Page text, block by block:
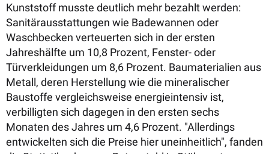
Kunststoff musste deutlich mehr bezahlt werden:
Sanitärausstattungen wie Badewannen oder
Waschbecken verteuerten sich in der ersten
Jahreshälfte um 10,8 Prozent, Fenster- oder
Türverkleidungen um 8,6 Prozent. Baumaterialien aus
Metall, deren Herstellung wie die mineralischer
Baustoffe vergleichsweise energieintensiv ist,
verbilligten sich dagegen in den ersten sechs
Monaten des Jahres um 4,6 Prozent. "Allerdings
entwickelten sich die Preise hier uneinheitlich", fanden